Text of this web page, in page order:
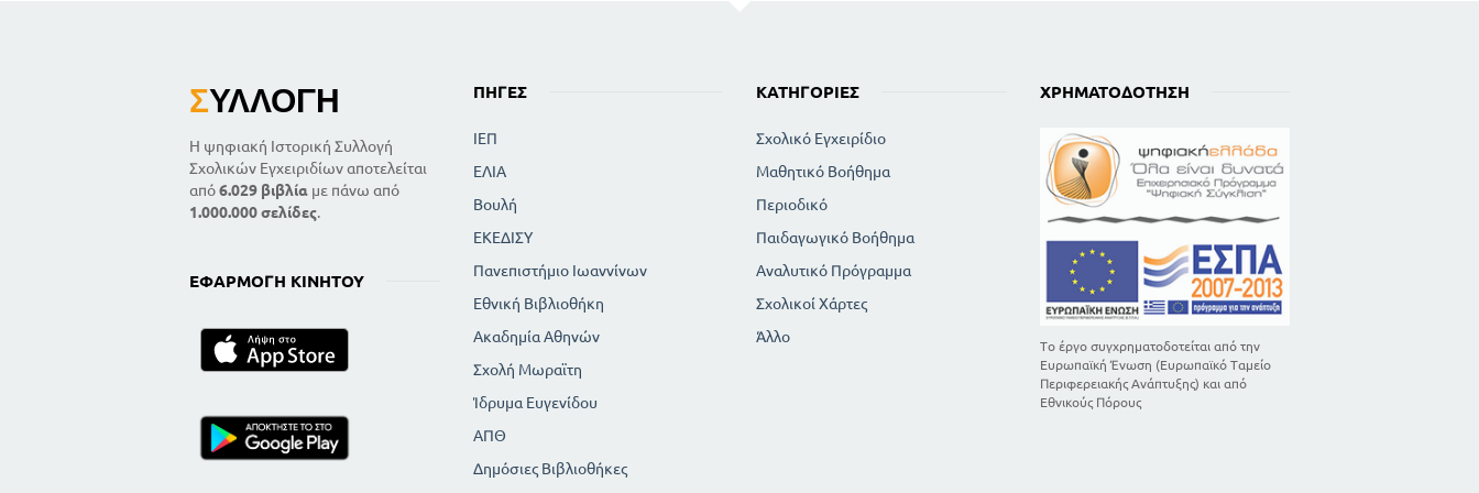
ΣΥΛΛΟΓΉ
Η ψηφιακή Ιστορική Συλλογή
Σχολικών Εγχειριδίων αποτελείται
από6.029 βιβλία με πάνω από
1.000.000 σελίδες.
ΕΦΑΡΜΟΓΉ ΚΙΝΗΤΟΎ
ΠΗΓΈΣ
ΙΕΠ
ΕΛΙΑ
Βουλή
ΕΚΕΔΙΣΥ
Πανεπιστήμιο Ιωαννίνων
Εθνική Βιβλιοθήκη
Ακαδημία Αθηνών
Σχολή Μωραϊτη
Ίδρυμα Ευγενίδου
ΑΠΘ
Δημόσιες Βιβλιοθήκες
ΚΑΤΗΓΟΡΊΕΣ
Σχολικό Εγχειρίδιο
Μαθητικό Βοήθημα
Περιοδικό
Παιδαγωγικό Βοήθημα
Αναλυτικό Πρόγραμμα
Σχολικοί Χάρτες
Άλλο
ΧΡΗΜΑΤΟΔΌΤΗΣΗ
Το έργο συγχρηματοδοτείται από την
Ευρωπαϊκή Ένωση (Ευρωπαϊκό Ταμείο
Περιφερειακής Ανάπτυξης) και από
Εθνικούς Πόρους